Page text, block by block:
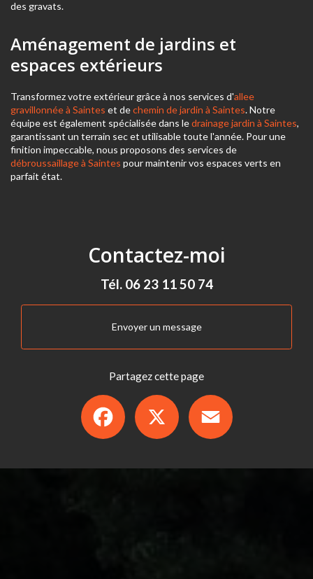
des gravats.
Aménagement de jardins et
espaces extérieurs
Transformez votre extérieur grâce à nos services d'allee
gravillonnée à Saintes et dechemin de jardin à Saintes. Notre
équipe est également spécialisée dans ledrainage jardin à Saintes,
garantissant un terrain sec et utilisable toute l'année. Pour une
finition impeccable, nous proposons des services de
débroussaillage à Saintes pour maintenir vos espaces verts en
parfait état.
Contactez-moi
Tél. 06 23 11 50 74
Envoyer un message
Partagez cette page
Facebook